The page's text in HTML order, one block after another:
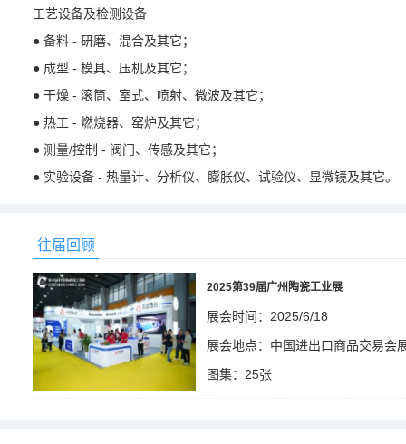
工艺设备及检测设备
● 备料 - 研磨、混合及其它；
● 成型 - 模具、压机及其它；
● 干燥 - 滚筒、室式、喷射、微波及其它；
● 热工 - 燃烧器、窑炉及其它；
● 测量/控制 - 阀门、传感及其它；
● 实验设备 - 热量计、分析仪、膨胀仪、试验仪、显微镜及其它。
往届回顾
2025第39届广州陶瓷工业展
展会时间：2025/6/18
展会地点：中国进出口商品交易会
图集：25张